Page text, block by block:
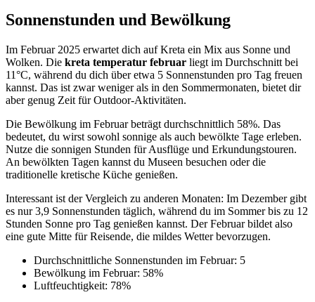
Sonnenstunden und Bewölkung
Im Februar 2025 erwartet dich auf Kreta ein Mix aus Sonne und
Wolken. Die kreta temperatur februar liegt im Durchschnitt bei
11°C, während du dich über etwa 5 Sonnenstunden pro Tag freuen
kannst. Das ist zwar weniger als in den Sommermonaten, bietet dir
aber genug Zeit für Outdoor-Aktivitäten.
Die Bewölkung im Februar beträgt durchschnittlich 58%. Das
bedeutet, du wirst sowohl sonnige als auch bewölkte Tage erleben.
Nutze die sonnigen Stunden für Ausflüge und Erkundungstouren.
An bewölkten Tagen kannst du Museen besuchen oder die
traditionelle kretische Küche genießen.
Interessant ist der Vergleich zu anderen Monaten: Im Dezember gibt
es nur 3,9 Sonnenstunden täglich, während du im Sommer bis zu 12
Stunden Sonne pro Tag genießen kannst. Der Februar bildet also
eine gute Mitte für Reisende, die mildes Wetter bevorzugen.
Durchschnittliche Sonnenstunden im Februar: 5
Bewölkung im Februar: 58%
Luftfeuchtigkeit: 78%